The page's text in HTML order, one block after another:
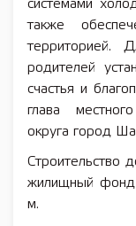
системами
также
родителей
счастья и
глава
округа город
Строительство
жилищный
м.